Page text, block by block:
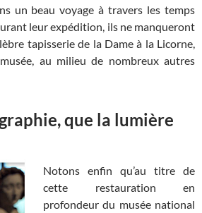
un beau voyage à travers les temps
leur expédition, ils ne manqueront
tapisserie de la Dame à la Licorne,
au milieu de nombreux autres
que la lumière
Notons enfin qu’au titre de
cette restauration en
profondeur du musée national